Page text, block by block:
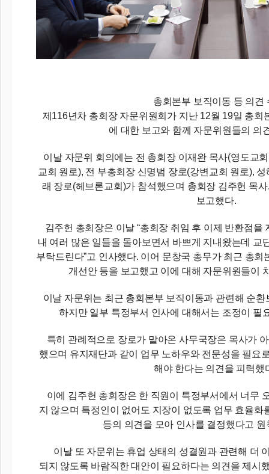
총회본부 보직이동 등 의견
제116년차 총회장 자문위원회가 지난 12월 19일 총회
에 대한 보고와 함께 자문위원들의 의
이날 자문위 회의에는 전 총회장 이재완 목사(영도교
교회 원로), 전 부총회장 신명범 장로(강변교회 원로),
래 장로(헤브론교회)가 참석했으며 총회장 김주헌 목
보고했다.
김주헌 총회장은 이날 “총회장 취임 후 이제 반환점을
내 여러 많은 일들을 돌아보면서 바쁘게 지내왔는데 교
부탁드린다”고 인사했다. 이어 문창국 총무가 최근 총
개선안 등을 보고했고 이에 대해 자문위원들이
이날 자문위는 최근 총회본부 보직이동과 관련해 순
하지만 일부 특정부서 인사에 대해서는 조정이 필
특히 관례적으로 장로가 맡아온 사무국장은 목사가
했으며 유지재단과 같이 업무 노하우와 전문성을 필요
해야 한다는 의견을 피력했
이에 김주헌 총회장은 한 직원이 특정부서에서 너무
지 않으며 특정인이 없어도 지장이 없도록 업무 효율화
등의 의견을 모아 인사를 결정했다고
이날 또 자문위는 휴업 상태의 성결원과 관련해 더
되지 않도록 바람직한 대안이 필요하다는 의견을 제시